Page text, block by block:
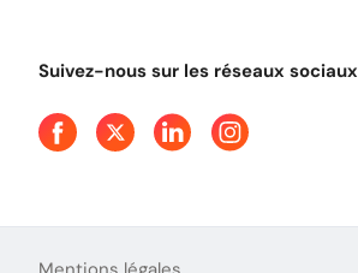
Presse
Suivez-nous sur les réseaux sociaux